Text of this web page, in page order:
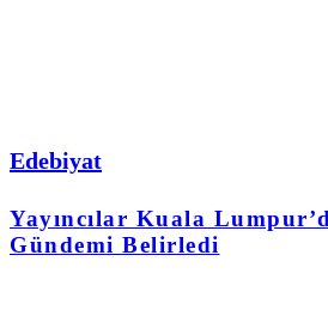
Edebiyat
Yayıncılar Kuala
Gündemi Belirledi